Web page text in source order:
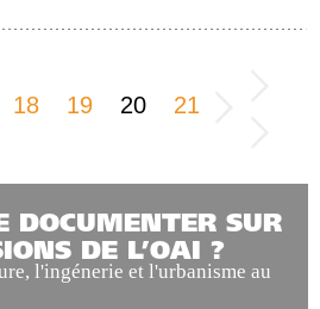
18 19 20 21
DOCUMENTER SUR
DE L’OAI ?
l'ingénerie et l'urbanisme au